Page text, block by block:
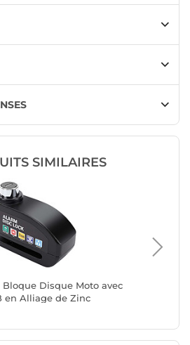
SIMILAIRES
Disque Moto avec
en Alliage de Zinc